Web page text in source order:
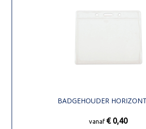
BADGEHOUDER
vanaf € 0,40